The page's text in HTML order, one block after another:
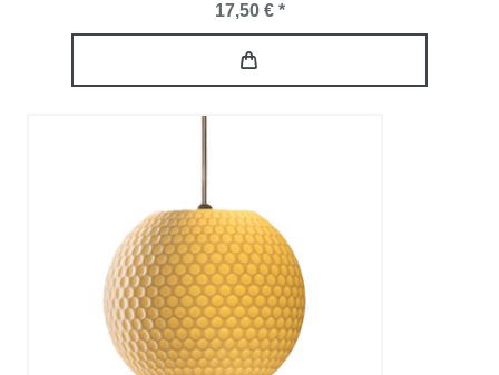
17,50 € *